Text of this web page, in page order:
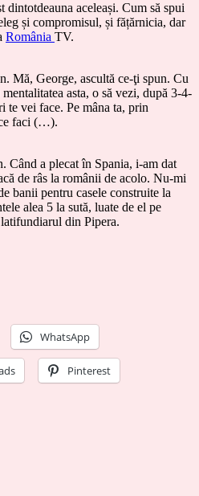
dintotdeauna aceleași. Cum să spui
și compromisul, și fățărnicia, dar
România TV.
Mă, George, ascultă ce-ţi spun. Cu
asta, o să vezi, după 3-4-
te vei face. Pe mâna ta, prin
faci (…).
Când a plecat în Spania, i-am dat
de râs la românii de acolo. Nu-mi
banii pentru casele construite la
alea 5 la sută, luate de el pe
din Pipera.
WhatsApp
Pinterest